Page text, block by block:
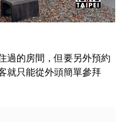
過的房間，但要另外預約
就只能從外頭簡單參拜